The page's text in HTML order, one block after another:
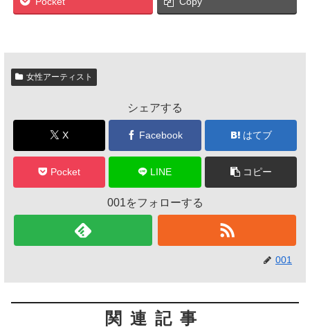
女性アーティスト
シェアする
X Facebook はてブ
Pocket LINE コピー
001をフォローする
001
関連記事